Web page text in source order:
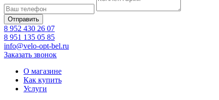
8 952 430 26 07
8 951 135 05 85
info@velo-opt-bel.ru
Заказать звонок
О магазине
Как купить
Услуги